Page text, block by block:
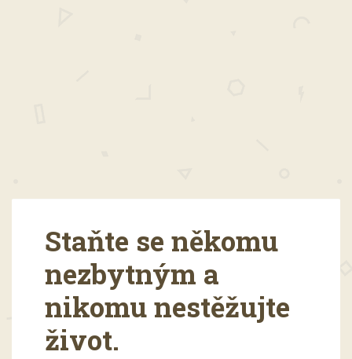
Staňte se někomu
nezbytným a
nikomu nestěžujte
život.